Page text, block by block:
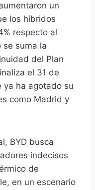
un
los híbridos
respecto al
se suma la
del Plan
el 31 de
ya ha agotado su
como Madrid y
BYD busca
indecisos
de
en un escenario